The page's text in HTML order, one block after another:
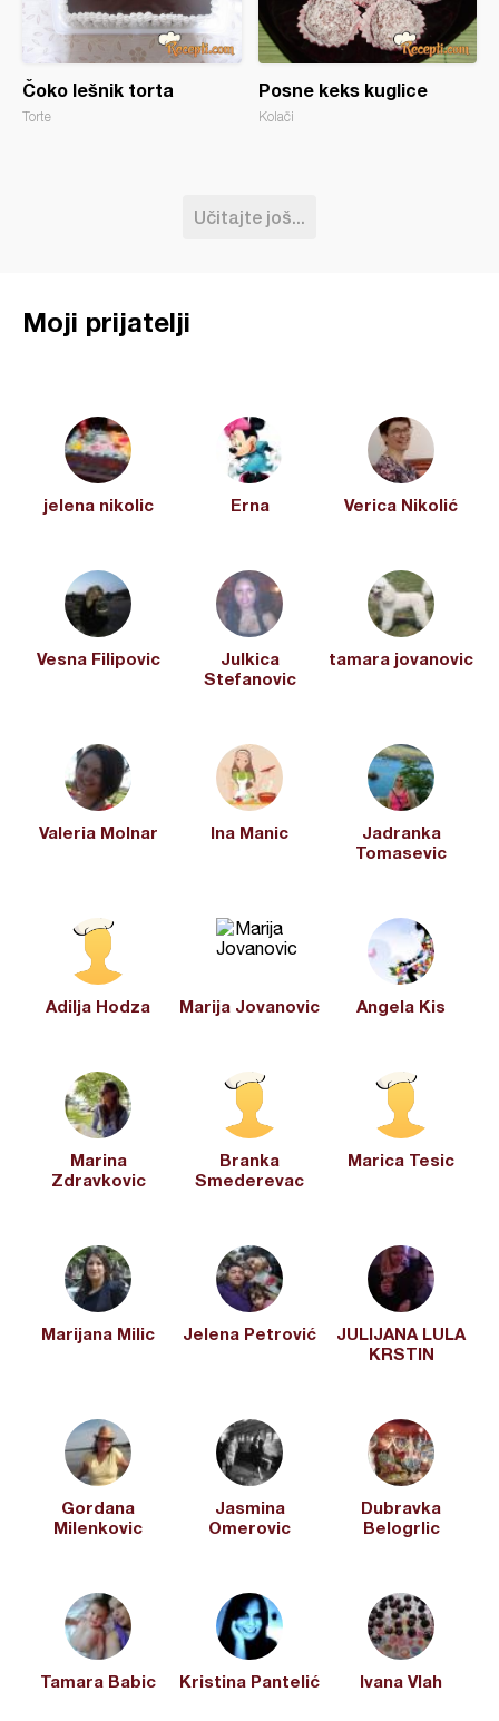
Čoko lešnik torta
Torte
Posne keks kuglice
Kolači
Učitajte još...
Moji prijatelji
jelena nikolic Erna Verica Nikolić
Vesna Filipovic
Julkica
Stefanovic
tamara jovanovic
Valeria Molnar Ina Manic
Jadranka
Tomasevic
Adilja Hodza Marija Jovanovic Angela Kis
Marina
Zdravkovic
Branka
Smederevac
Marica Tesic
Marijana Milic Jelena Petrović
JULIJANA LULA
KRSTIN
Gordana
Milenkovic
Jasmina
Omerovic
Dubravka
Belogrlic
Tamara Babic Kristina Pantelić Ivana Vlah